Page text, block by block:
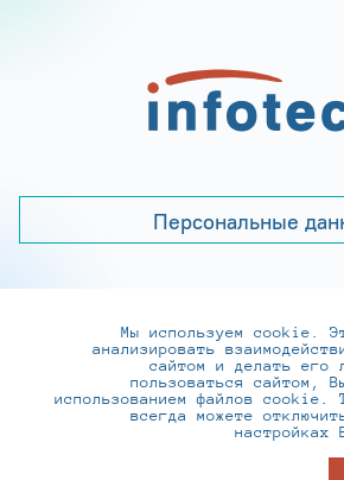
Персональные
+7 (495) 737-6192, 8-
practice@infotecs.ru,
127273, г. Москва, Отрадная
Мы используем cookie.
анализировать
сайтом и делать его
пользоваться сайтом,
использованием файлов cookie.
всегда можете
настройках